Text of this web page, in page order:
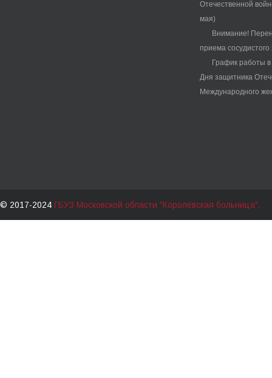
Отечественной
мая)
Внимание!
приема сосудистого
График работы
Дня защитника
Международного
© 2017-2024 ГБУЗ Московской области "Королёвская больница".